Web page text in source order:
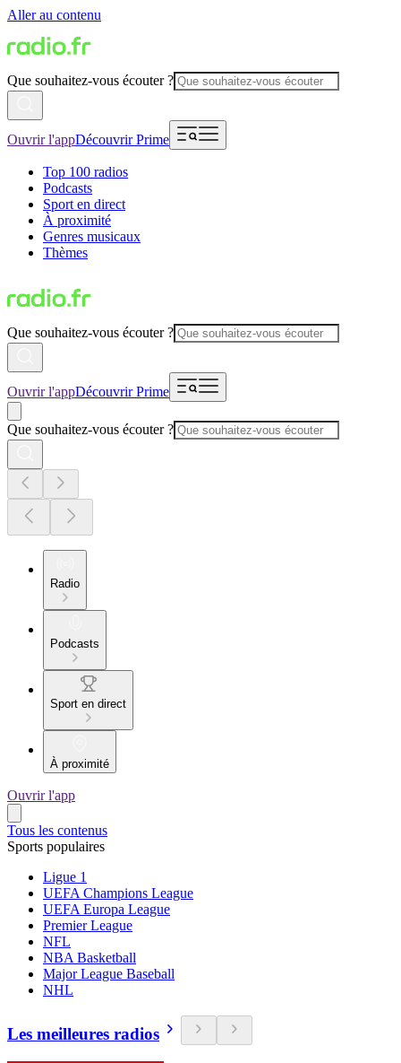
Aller au contenu
Que souhaitez-vous écouter ?
Ouvrir l'appDécouvrir Prime
Top 100 radios
Podcasts
Sport en direct
À proximité
Genres musicaux
Thèmes
Que souhaitez-vous écouter ?
Ouvrir l'appDécouvrir Prime
Que souhaitez-vous écouter ?
Radio
Podcasts
Sport en direct
À proximité
Ouvrir l'app
Tous les contenus
Sports populaires
Ligue 1
UEFA Champions League
UEFA Europa League
Premier League
NFL
NBA Basketball
Major League Baseball
NHL
Les meilleures radios